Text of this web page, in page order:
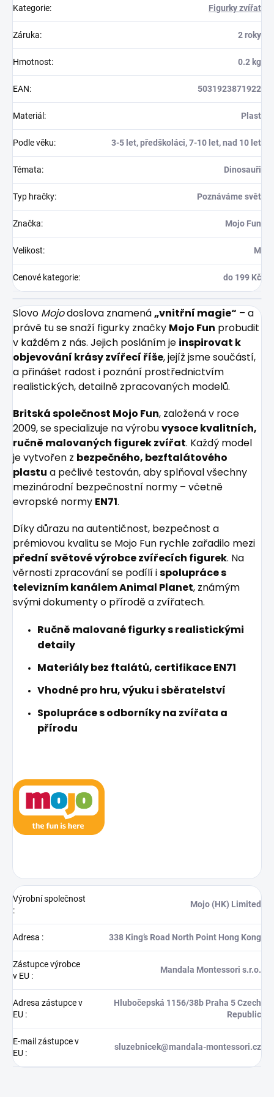
Kategorie: Figurky zvířat
Záruka: 2 roky
Hmotnost: 0.2 kg
EAN: 5031923871922
Materiál : Plast
Podle věku: 3-5 let, předškoláci, 7-10 let, nad 10 let
Témata: Dinosauři
Typ hračky: Poznáváme svět
Značka: Mojo Fun
Velikost: M
Cenové kategorie: do 199 Kč
Slovo Mojodoslova znamená„vnitřní magie“ – a
právě tu se snaží figurky značky Mojo Fun probudit
v každém z nás. Jejich posláním je inspirovat k
objevování krásy zvířecí říše, jejíž jsme součástí,
a přinášet radost i poznání prostřednictvím
realistických, detailně zpracovaných modelů.
Britská společnost Mojo Fun, založená v roce
2009, se specializuje na výrobuvysoce kvalitních,
ručně malovaných figurek zvířat. Každý model
je vytvořen z bezpečného, bezftalátového
plastu a pečlivě testován, aby splňoval všechny
mezinárodní bezpečnostní normy – včetně
evropské normy EN71.
Díky důrazu na autentičnost, bezpečnost a
prémiovou kvalitu se Mojo Fun rychle zařadilo mezi
přední světové výrobce zvířecích figurek. Na
věrnosti zpracování se podílí ispolupráce s
televizním kanálem Animal Planet, známým
svými dokumenty o přírodě a zvířatech.
Ručně malované figurky s realistickými
detaily
Materiály bez ftalátů, certifikace EN71
Vhodné pro hru, výuku i sběratelství
Spolupráce s odborníky na zvířata a
přírodu
Výrobní společnost
:
Mojo (HK) Limited
Adresa : 338 King’s Road North Point Hong Kong
Zástupce výrobce
v EU :
Mandala Montessori s.r.o.
Adresa zástupce v
EU :
Hlubočepská 1156/38b Praha 5 Czech
Republic
E-mail zástupce v
EU :
sluzebnicek@mandala-montessori.cz